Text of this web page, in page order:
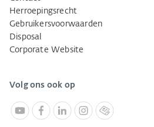
Herroepingsrecht
Gebruikersvoorwaarden
Disposal
Corporate Website
Volg ons ook op